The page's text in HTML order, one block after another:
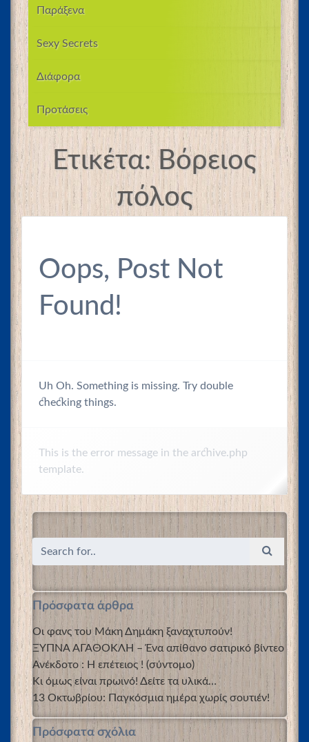
Παράξενα
Sexy Secrets
Διάφορα
Προτάσεις
Ετικέτα:Βόρειος
πόλος
Oops, Post Not
Found!
Uh Oh. Something is missing. Try double
checking things.
This is the error message in the archive.php
template.
Πρόσφατα άρθρα
Οι φανς του Μάκη Δημάκη ξαναχτυπούν!
ΞΥΠΝΑ ΑΓΑΘΟΚΛΗ – Ένα απίθανο σατιρικό βίντεο
Ανέκδοτο : Η επέτειος ! (σύντομο)
Κι όμως είναι πρωινό! Δείτε τα υλικά…
13 Οκτωβρίου: Παγκόσμια ημέρα χωρίς σουτιέν!
Πρόσφατα σχόλια